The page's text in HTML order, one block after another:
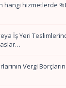
hangi hizmetlerde
İş Yeri
Vergi